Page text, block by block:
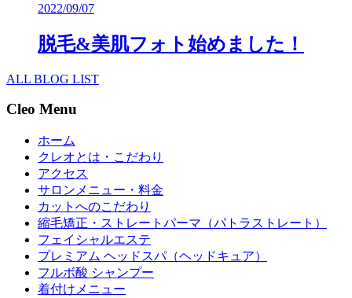
2022/09/07
脱毛&美肌フォト始めました！
ALL BLOG LIST
Cleo Menu
ホーム
クレオとは・こだわり
アクセス
サロンメニュー・料金
カットへのこだわり
縮毛矯正・ストレートパーマ（パトラストレート）
フェイシャルエステ
プレミアム ヘッドスパ（ヘッドキュア）
フルボ酸 シャンプー
着付けメニュー